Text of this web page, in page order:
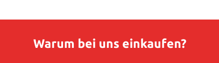
Warum bei uns einkaufen?